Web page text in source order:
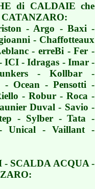
di CALDAIE che
CATANZARO:
- Argo - Baxi -
- Chaffotteaux
- erreBi - Fer -
ICI - Idragas - Imar -
- Kollbar -
Ocean - Pensotti -
- Robur - Roca -
Duval - Savio -
- Sylber - Tata -
Unical - Vaillant -
SCALDA ACQUA -